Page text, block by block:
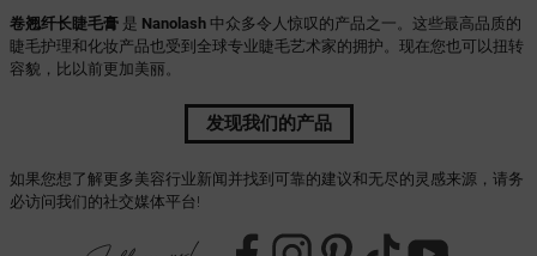
卷翘纤长睫毛膏是 Nanolash 中众多令人惊叹的产品之一。这些最高品质的
睫毛护理和化妆产品也受到全球专业睫毛艺术家的拥护。现在您也可以扭转
容貌，比以前更加美丽。
发现我们的产品
如果您想了解更多美容行业新闻并找到可靠的建议和无尽的灵感来源，请务
必访问我们的社交媒体平台!